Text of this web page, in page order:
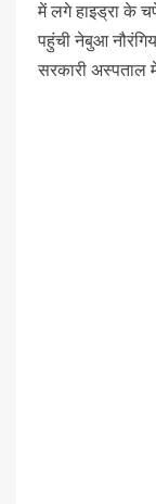
में लगे हाइड्रा के
पहुंची नेबुआ
सरकारी अस्पताल